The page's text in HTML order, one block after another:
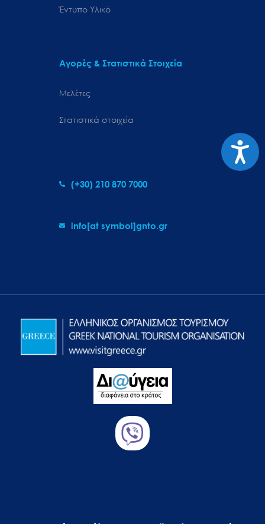
Έντυπο Υλικό
Αγορές & Στατιστικά Στοιχεία
Μελέτες
Στατιστικά στοιχεία
(+30) 210 870 7000
info[at symbol]gnto.gr